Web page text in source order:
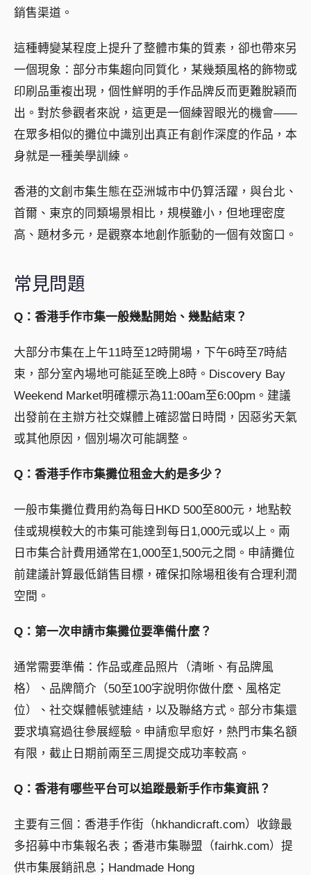
銷售渠道。
這種轉變某程度上提升了整體市集的質素，卻也帶來另
一個現象：部分市集趨向同質化，某幾類風格的飾物或
印刷品重複出現，個性鮮明的手作品牌反而更難脫穎而
出。對於參觀者來說，這更是一個練習眼光的機會——
在眾多相似的攤位中識別出真正有創作深度的作品，本
身就是一種美學訓練。
香港的文創市集生態在亞洲城市中仍算活躍，與台北、
首爾、東京的同類場景相比，規模雖小，但地理密度
高、題材多元，是觀察本地創作脈動的一個有效窗口。
常見問題
Q：香港手作市集一般幾點開始、幾點結束？
大部分市集在上午11時至12時開場，下午6時至7時結
束，部分室內場地可能延至晚上8時。Discovery Bay
Weekend Market明確標示為11:00am至6:00pm。建議
出發前在主辦方社交媒體上確認當日時間，因惡劣天氣
或其他原因，個別場次可能調整。
Q：香港手作市集攤位租金大約是多少？
一般市集攤位費用約為每日HKD 500至800元，地點較
佳或規模較大的市集可能達到每日1,000元或以上。兩
日市集合計費用通常在1,000至1,500元之間。申請攤位
前建議計算最低銷售目標，確保扣除場租後有合理利潤
空間。
Q：第一次申請市集攤位要準備什麼？
通常需要準備：作品或產品照片（清晰、有品牌風
格）、品牌簡介（50至100字說明你做什麼、風格定
位）、社交媒體帳號連結，以及聯絡方式。部分市集還
要求填寫過往參展經驗。申請愈早愈好，熱門市集名額
有限，截止日期前兩至三周提交成功率較高。
Q：香港有哪些平台可以追蹤最新手作市集資訊？
主要有三個：香港手作街（hkhandicraft.com）收錄最
多招募中市集報名表；香港市集聯盟（fairhk.com）提
供市集展銷訊息；Handmade Hong